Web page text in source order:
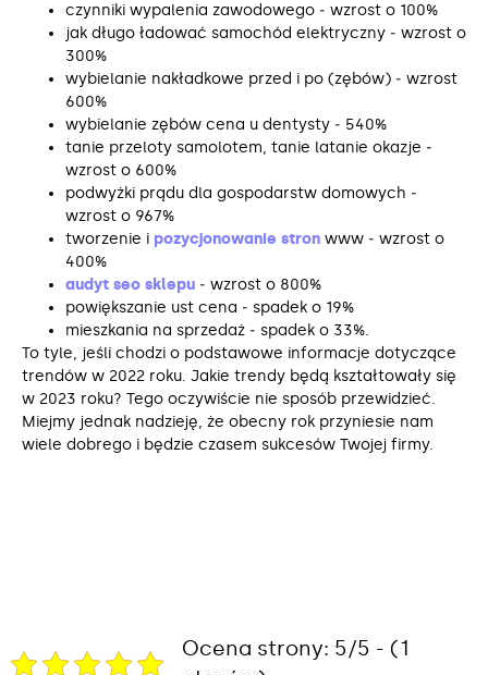
czynniki wypalenia zawodowego ‒ wzrost o 100%
jak długo ładować samochód elektryczny ‒ wzrost o
300%
wybielanie nakładkowe przed i po (zębów) ‒ wzrost
600%
wybielanie zębów cena u dentysty ‒ 540%
tanie przeloty samolotem, tanie latanie okazje ‒
wzrost o 600%
podwyżki prądu dla gospodarstw domowych ‒
wzrost o 967%
tworzenie i pozycjonowanie stron www ‒ wzrost o
400%
audyt seo sklepu ‒ wzrost o 800%
powiększanie ust cena ‒ spadek o 19%
mieszkania na sprzedaż ‒ spadek o 33%.
To tyle, jeśli chodzi o podstawowe informacje dotyczące
trendów w 2022 roku. Jakie trendy będą kształtowały się
w 2023 roku? Tego oczywiście nie sposób przewidzieć.
Miejmy jednak nadzieję, że obecny rok przyniesie nam
wiele dobrego i będzie czasem sukcesów Twojej firmy.
Ocena strony: 5/5 - (1